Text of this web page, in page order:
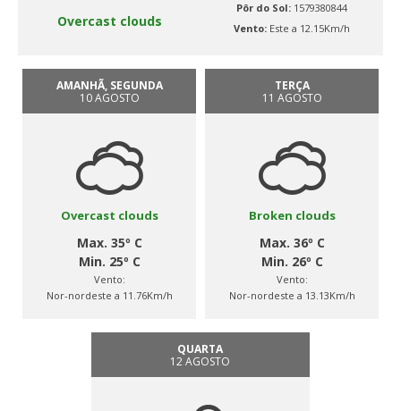
Overcast clouds
Pôr do Sol: 1579380844
Vento: Este a 12.15Km/h
AMANHÃ, SEGUNDA
10 AGOSTO
Overcast clouds
Max. 35º C
Min. 25º C
Vento:
Nor-nordeste a 11.76Km/h
TERÇA
11 AGOSTO
Broken clouds
Max. 36º C
Min. 26º C
Vento:
Nor-nordeste a 13.13Km/h
QUARTA
12 AGOSTO